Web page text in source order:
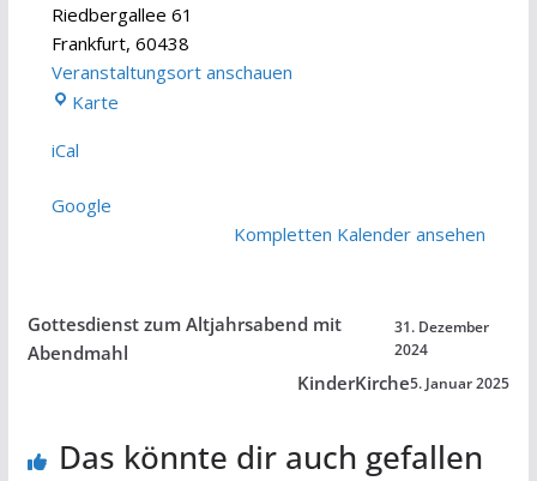
Riedbergallee 61
Frankfurt, 60438
Veranstaltungsort anschauen
KarteKirchenhaus
iCal
Google
Kompletten Kalender ansehen
Gottesdienst zum Altjahrsabend mit
Abendmahl
31. Dezember
2024
KinderKirche5. Januar 2025
Das könnte dir auch gefallen